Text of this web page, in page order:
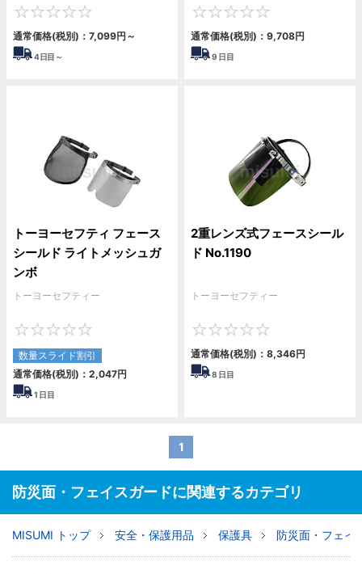
通常価格(税別)： 7,099円 ～
4日目～
通常価格(税別)： 9,708円
9 日目
トーヨーセフティ フェース
シールド ライトメッシュガ
ンボ
トーヨーセフティー
数量スライド割引
通常価格(税別)： 2,047円
1 日目
2重レンズ式フェースシール
ド No.1190
トーヨーセフティー
通常価格(税別)： 8,346円
8 日目
1
防災面・フェイスガードに関連するカテゴリ
MISUMI トップ 安全・保護用品 保護具 防災面・フェイ